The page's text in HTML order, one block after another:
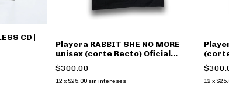
CD |
Playera RABBIT SHE NO MORE
unisex (corte Recto) Oficial
Merch
$300.00
12 x $25.00 sin intereses 12 x